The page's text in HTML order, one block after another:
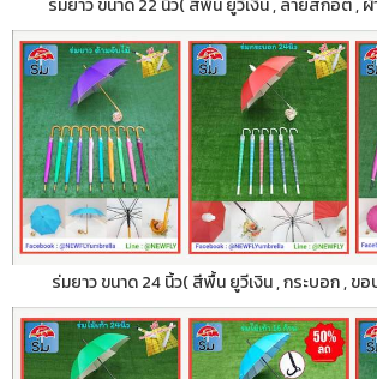
ร่มยาว ขนาด 22 นิ้ว( สีพื้น ยูวีเงิน , ลายสก๊อต ,
ร่มยาว ขนาด 24 นิ้ว( สีพื้น ยูวีเงิน , กระบอก , ข